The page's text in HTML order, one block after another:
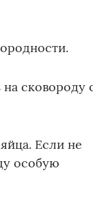
сковороду
Если не
особую